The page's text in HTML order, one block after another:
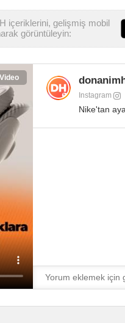
içeriklerini, gelişmiş mobil
görüntüleyin:
Instagram
Nike'tan